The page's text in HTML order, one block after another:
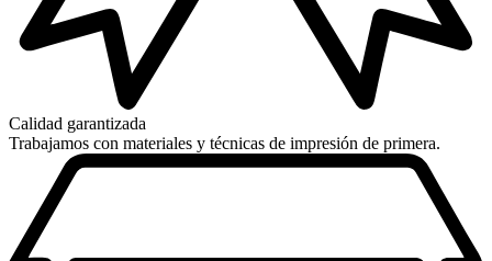
Calidad garantizada
Trabajamos con materiales y técnicas de impresión de primera.